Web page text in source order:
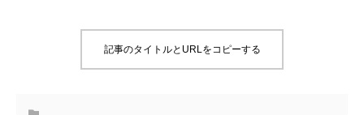
記事のタイトルとURLをコピーする